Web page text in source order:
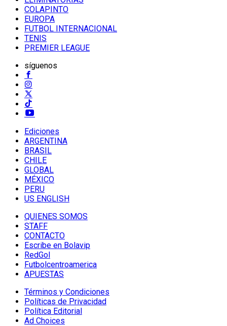
COLAPINTO
EUROPA
FUTBOL INTERNACIONAL
TENIS
PREMIER LEAGUE
síguenos
Ediciones
ARGENTINA
BRASIL
CHILE
GLOBAL
MÉXICO
PERU
US ENGLISH
QUIENES SOMOS
STAFF
CONTACTO
Escribe en Bolavip
RedGol
Futbolcentroamerica
APUESTAS
Términos y Condiciones
Políticas de Privacidad
Política Editorial
Ad Choices